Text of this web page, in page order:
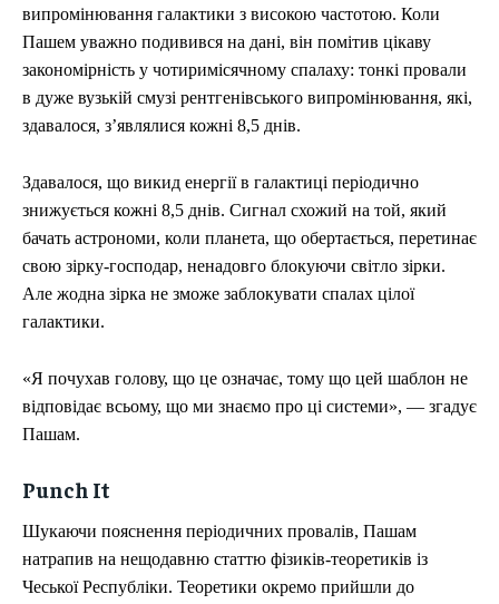
випромінювання галактики з високою частотою. Коли
Пашем уважно подивився на дані, він помітив цікаву
закономірність у чотиримісячному спалаху: тонкі провали
в дуже вузькій смузі рентгенівського випромінювання, які,
здавалося, з’являлися кожні 8,5 днів.
Здавалося, що викид енергії в галактиці періодично
знижується кожні 8,5 днів. Сигнал схожий на той, який
бачать астрономи, коли планета, що обертається, перетинає
свою зірку-господар, ненадовго блокуючи світло зірки.
Але жодна зірка не зможе заблокувати спалах цілої
галактики.
«Я почухав голову, що це означає, тому що цей шаблон не
відповідає всьому, що ми знаємо про ці системи», — згадує
Пашам.
Punch It
Шукаючи пояснення періодичних провалів, Пашам
натрапив на нещодавню статтю фізиків-теоретиків із
Чеської Республіки. Теоретики окремо прийшли до